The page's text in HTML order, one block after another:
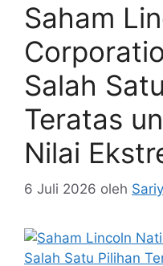
Saham
Salah
Teratas
Nilai
6 Juli 2026 oleh